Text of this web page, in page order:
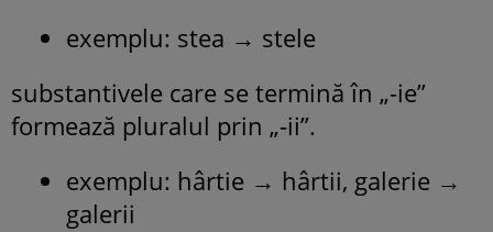
exemplu: stea → stele
substantivele care se termină în „-ie”
formează pluralul prin „-ii”.
exemplu: hârtie → hârtii, galerie →
galerii